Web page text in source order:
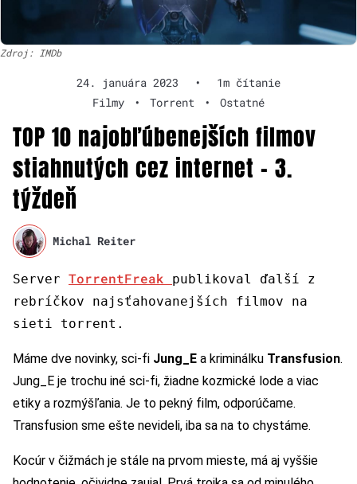
Zdroj: IMDb
24. januára 2023 •
1m čítanie
Filmy
• Torrent • Ostatné
TOP 10 najobľúbenejších filmov
stiahnutých cez internet – 3.
týždeň
Michal Reiter
Server TorrentFreak
publikoval ďalší z
rebríčkov najsťahovanejších filmov na
sieti torrent.
Máme dve novinky, sci-fi Jung_E a kriminálku Transfusion.
Jung_E je trochu iné sci-fi, žiadne kozmické lode a viac
etiky a rozmýšľania. Je to pekný film, odporúčame.
Transfusion sme ešte nevideli, iba sa na to chystáme.
Kocúr v čižmách je stále na prvom mieste, má aj vyššie